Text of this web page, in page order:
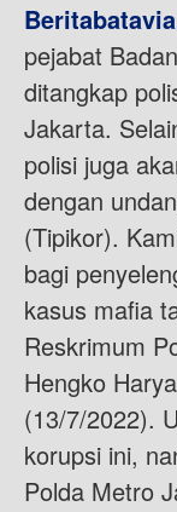
pejabat
ditangkap
Jakarta.
polisi juga
dengan
(Tipikor).
bagi
kasus mafia
Reskrimum
Hengko
(13/7/2022).
korupsi ini,
Polda Metro